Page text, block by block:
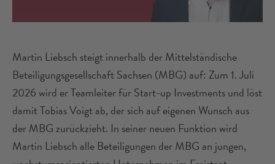
Martin Liebsch steigt innerhalb der Mittelständische
Beteiligungsgesellschaft Sachsen (MBG) auf: Zum 1. Juli
2026 wird er Teamleiter für Start-up Investments und löst
damit Tobias Voigt ab, der sich auf eigenen Wunsch aus
der MBG zurückzieht. In seiner neuen Funktion wird
Martin Liebsch alle Beteiligungen der MBG an jungen,